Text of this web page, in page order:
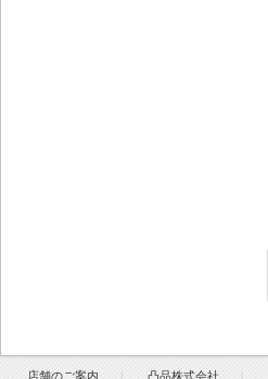
店舗のご案内 凸品株式会社